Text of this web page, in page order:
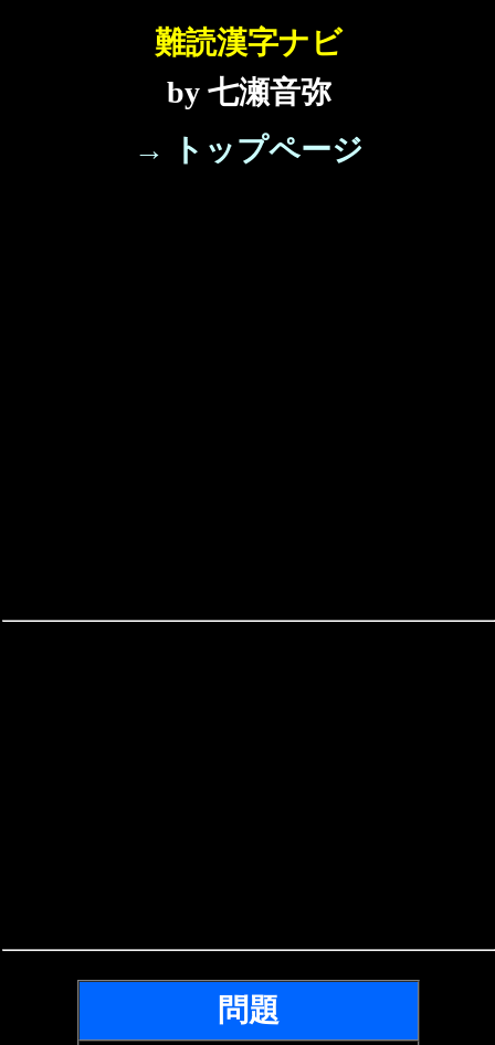
難読漢字ナビ
by 七瀬音弥
→ トップページ
問題